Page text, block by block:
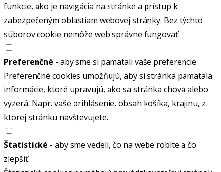
funkcie, ako je navigácia na stránke a prístup k
zabezpečeným oblastiam webovej stránky. Bez týchto
súborov cookie nemôže web správne fungovať.
Preferenčné - aby sme si pamätali vaše preferencie.
Preferenčné cookies umožňujú, aby si stránka pamätala
informácie, ktoré upravujú, ako sa stránka chová alebo
vyzerá. Napr. vaše prihlásenie, obsah košíka, krajinu, z
ktorej stránku navštevujete.
Štatistické - aby sme vedeli, čo na webe robíte a čo
zlepšiť.